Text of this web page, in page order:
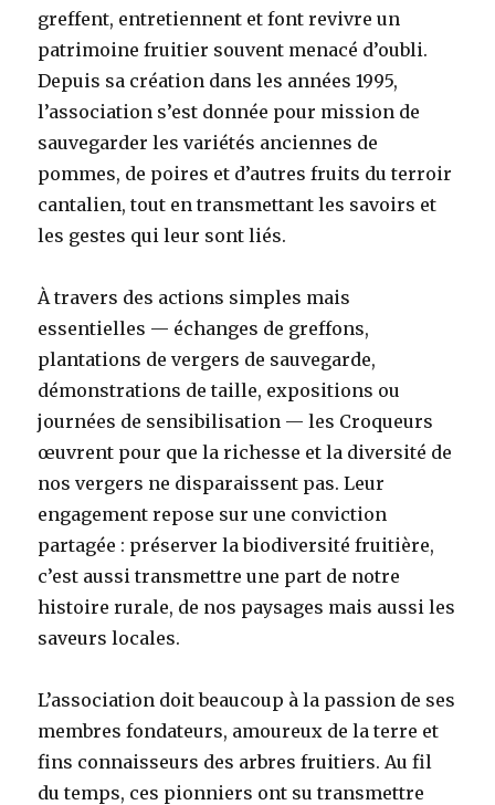
greffent, entretiennent et font revivre un
patrimoine fruitier souvent menacé d’oubli.
Depuis sa création dans les années 1995,
l’association s’est donnée pour mission de
sauvegarder les variétés anciennes de
pommes, de poires et d’autres fruits du terroir
cantalien, tout en transmettant les savoirs et
les gestes qui leur sont liés.
À travers des actions simples mais
essentielles — échanges de greffons,
plantations de vergers de sauvegarde,
démonstrations de taille, expositions ou
journées de sensibilisation — les Croqueurs
œuvrent pour que la richesse et la diversité de
nos vergers ne disparaissent pas. Leur
engagement repose sur une conviction
partagée : préserver la biodiversité fruitière,
c’est aussi transmettre une part de notre
histoire rurale, de nos paysages mais aussi les
saveurs locales.
L’association doit beaucoup à la passion de ses
membres fondateurs, amoureux de la terre et
fins connaisseurs des arbres fruitiers. Au fil
du temps, ces pionniers ont su transmettre